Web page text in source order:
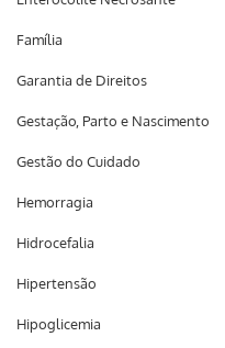
Família
Garantia de Direitos
Gestação, Parto e Nascimento
Gestão do Cuidado
Hemorragia
Hidrocefalia
Hipertensão
Hipoglicemia